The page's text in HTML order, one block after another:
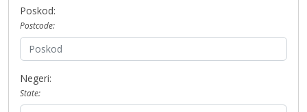
Poskod:
Postcode:
Negeri:
State: